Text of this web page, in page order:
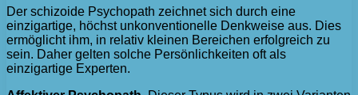
Der schizoide Psychopath zeichnet sich durch eine
einzigartige, höchst unkonventionelle Denkweise aus. Dies
ermöglicht ihm, in relativ kleinen Bereichen erfolgreich zu
sein. Daher gelten solche Persönlichkeiten oft als
einzigartige Experten.